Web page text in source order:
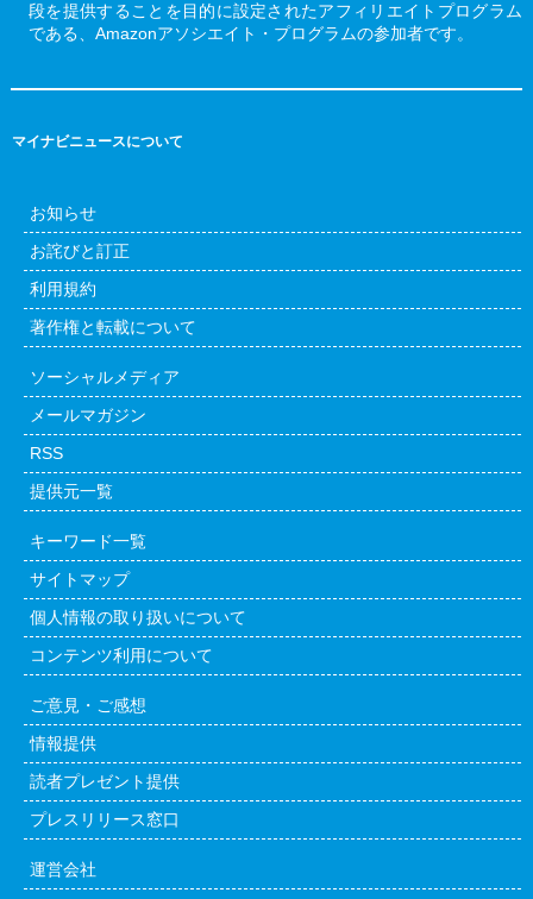
段を提供することを目的に設定されたアフィリエイトプログラム
である、Amazonアソシエイト・プログラムの参加者です。
マイナビニュースについて
お知らせ
お詫びと訂正
利用規約
著作権と転載について
ソーシャルメディア
メールマガジン
RSS
提供元一覧
キーワード一覧
サイトマップ
個人情報の取り扱いについて
コンテンツ利用について
ご意見・ご感想
情報提供
読者プレゼント提供
プレスリリース窓口
運営会社